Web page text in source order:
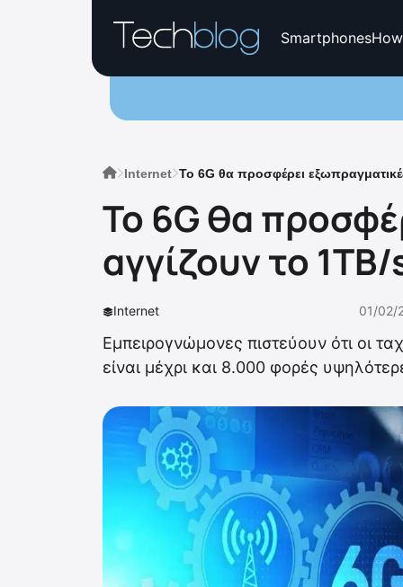
Smartphones
Internet Το 6G θα προσφέρει
Το 6G θα
αγγίζουν το 1TB/
Internet 01/02/
Εμπειρογνώμονες πιστεύουν ότι οι
είναι μέχρι και 8.000 φορές